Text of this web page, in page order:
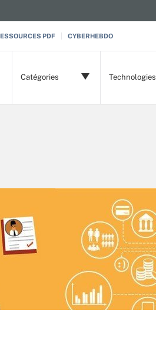
PDF CYBERHEBDO
Catégories Technologies